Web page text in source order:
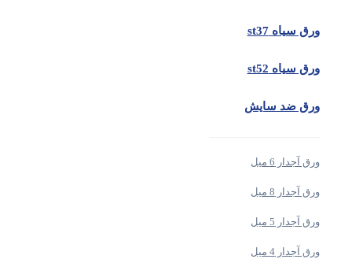
ورق سیاه st37
ورق سیاه st52
ورق ضد سایش
ورق آجدار 6 میل
ورق آجدار 8 میل
ورق آجدار 5 میل
ورق آجدار 4 میل